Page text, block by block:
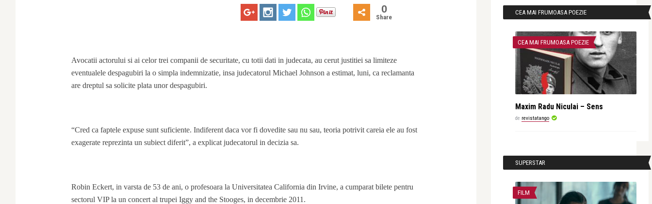
0
Share
Avocatii actorului si ai celor trei companii de securitate, cu totii dati in judecata, au cerut justitiei sa limiteze
eventualele despagubiri la o simpla indemnizatie, insa judecatorul Michael Johnson a estimat, luni, ca reclamanta
are dreptul sa solicite plata unor despagubiri.
“Cred ca faptele expuse sunt suficiente. Indiferent daca vor fi dovedite sau nu sau, teoria potrivit careia ele au fost
exagerate reprezinta un subiect diferit”, a explicat judecatorul in decizia sa.
Robin Eckert, in varsta de 53 de ani, o profesoara la Universitatea California din Irvine, a cumparat bilete pentru
sectorul VIP la un concert al trupei Iggy and the Stooges, in decembrie 2011.
CEA MAI FRUMOASA POEZIE
CEA MAI FRUMOASA POEZIE
Maxim Radu Niculai – Sens
de revistatango
SUPERSTAR
FILM